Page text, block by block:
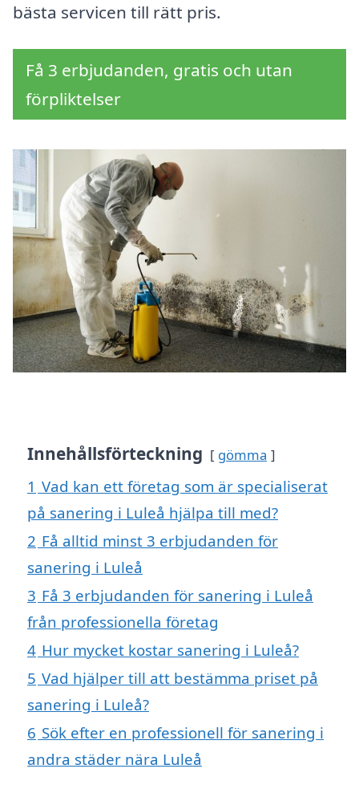
bästa servicen till rätt pris.
Få 3 erbjudanden, gratis och utan
förpliktelser
Innehållsförteckning gömma
1 Vad kan ett företag som är specialiserat
på sanering i Luleå hjälpa till med?
2 Få alltid minst 3 erbjudanden för
sanering i Luleå
3 Få 3 erbjudanden för sanering i Luleå
från professionella företag
4 Hur mycket kostar sanering i Luleå?
5 Vad hjälper till att bestämma priset på
sanering i Luleå?
6 Sök efter en professionell för sanering i
andra städer nära Luleå